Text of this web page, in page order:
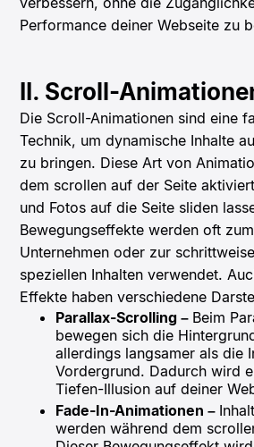
Performance deiner Webseite zu
II. Scroll-
Die Scroll-Animationen sind eine
Technik, um dynamische Inhalte
zu bringen. Diese Art von
dem scrollen auf der Seite
und Fotos auf die Seite sliden
Bewegungseffekte werden oft
Unternehmen oder zur
speziellen Inhalten verwendet.
Effekte haben verschiedene
Parallax-Scrolling – Beim
bewegen sich die
allerdings langsamer als die
Vordergrund. Dadurch wird
Tiefen-Illusion auf deiner
Fade-In-Animationen –
werden während dem